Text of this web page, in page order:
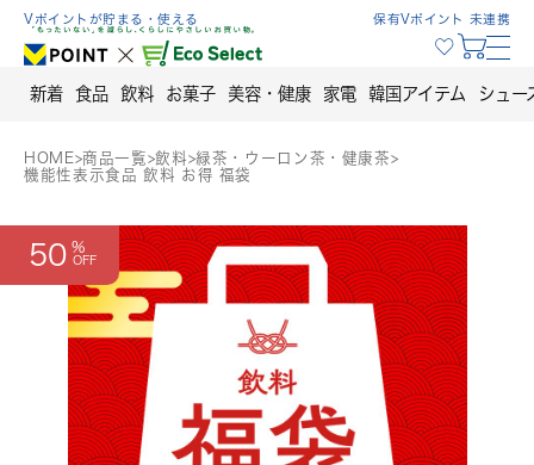
Skip
content
Vポイントが貯まる・使える 保有Vポイント 未連携
新着 食品 飲料 お菓子 美容・健康 家電 韓国アイテム シュー
HOME>商品一覧>飲料>緑茶・ウーロン茶・健康茶>
機能性表示食品 飲料 お得 福袋
50